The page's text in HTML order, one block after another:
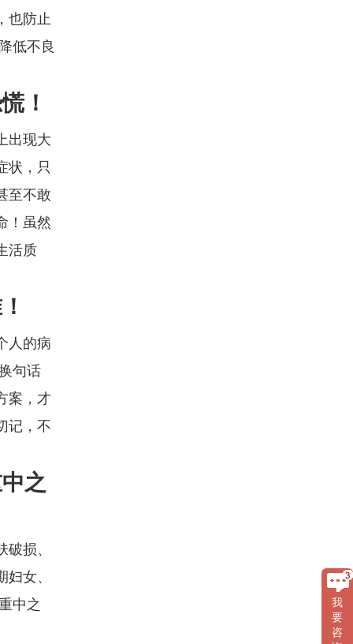
也防止
低不良
！
出现大
状，只
至不敢
！虽然
活质
人的病
句话
案，才
记，不
之
损、
女、
中之
我
要
咨